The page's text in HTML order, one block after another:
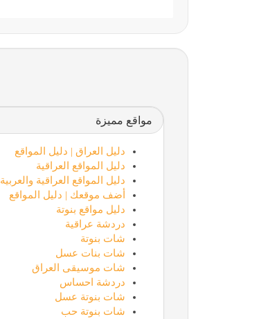
مواقع مميزة
دليل العراق | دليل المواقع
دليل المواقع العراقية
دليل المواقع العراقية والعربية
أضف موقعك | دليل المواقع
دليل مواقع بنوتة
دردشة عراقية
شات بنوتة
شات بنات عسل
شات موسيقى العراق
دردشة احساس
شات بنوتة عسل
شات بنوتة حب